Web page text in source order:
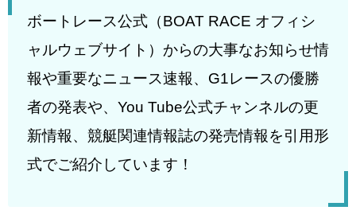
ボートレース公式（BOAT RACE オフィシ
ャルウェブサイト）からの大事なお知らせ情
報や重要なニュース速報、G1レースの優勝
者の発表や、You Tube公式チャンネルの更
新情報、競艇関連情報誌の発売情報を引用形
式でご紹介しています！